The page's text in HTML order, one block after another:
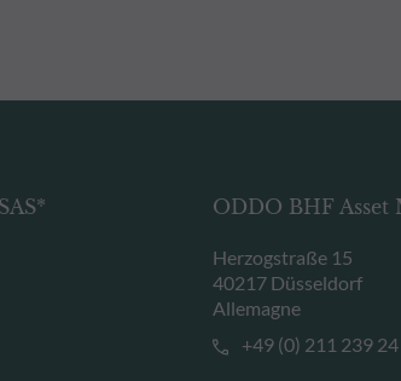
ODDO BHF Asset
Herzogstraße 15
40217 Düsseldorf
Allemagne
+49 (0) 211 239 24